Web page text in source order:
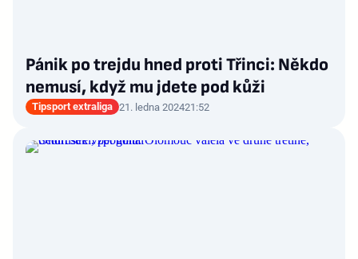
Pánik po trejdu hned proti Třinci: Někdo
nemusí, když mu jdete pod kůži
Tipsport extraliga 21. ledna 202421:52